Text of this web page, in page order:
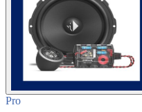
Pro